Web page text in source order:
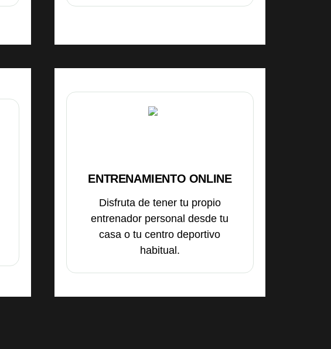
ENTRENAMIENTO ONLINE
Disfruta de tener tu propio
entrenador personal desde tu
casa o tu centro deportivo
habitual.